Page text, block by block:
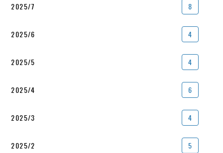
2025/7 8
2025/6 4
2025/5 4
2025/4 6
2025/3 4
2025/2 5